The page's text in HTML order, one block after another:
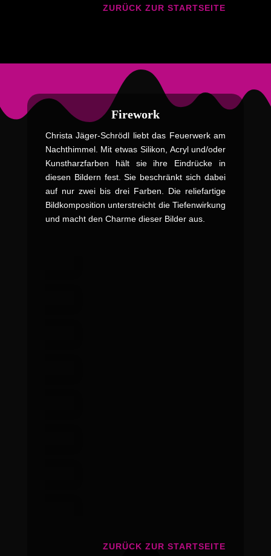
ZURÜCK ZUR STARTSEITE
Firework
Christa Jäger-Schrödl liebt das Feuerwerk am
Nachthimmel. Mit etwas Silikon, Acryl und/oder
Kunstharzfarben hält sie ihre Eindrücke in
diesen Bildern fest. Sie beschränkt sich dabei
auf nur zwei bis drei Farben. Die reliefartige
Bildkomposition unterstreicht die Tiefenwirkung
und macht den Charme dieser Bilder aus.
ZURÜCK ZUR STARTSEITE